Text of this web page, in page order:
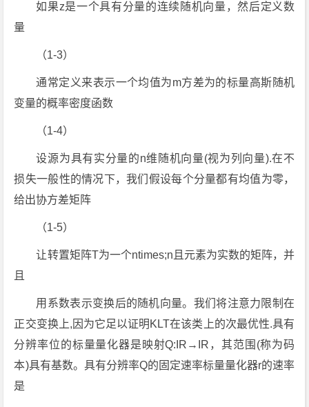
如果z是一个具有分量的连续随机向量，然后定义数
量
（1-3）
通常定义来表示一个均值为m方差为的标量高斯随机
变量的概率密度函数
（1-4）
设源为具有实分量的n维随机向量(视为列向量).在不
损失一般性的情况下，我们假设每个分量都有均值为零，
给出协方差矩阵
（1-5）
让转置矩阵T为一个ntimes;n且元素为实数的矩阵，并
且
用系数表示变换后的随机向量。我们将注意力限制在
正交变换上,因为它足以证明KLT在该类上的次最优性.具有
分辨率位的标量量化器是映射Q:IR→IR，其范围(称为码
本)具有基数。具有分辨率Q的固定速率标量量化器r的速率
是